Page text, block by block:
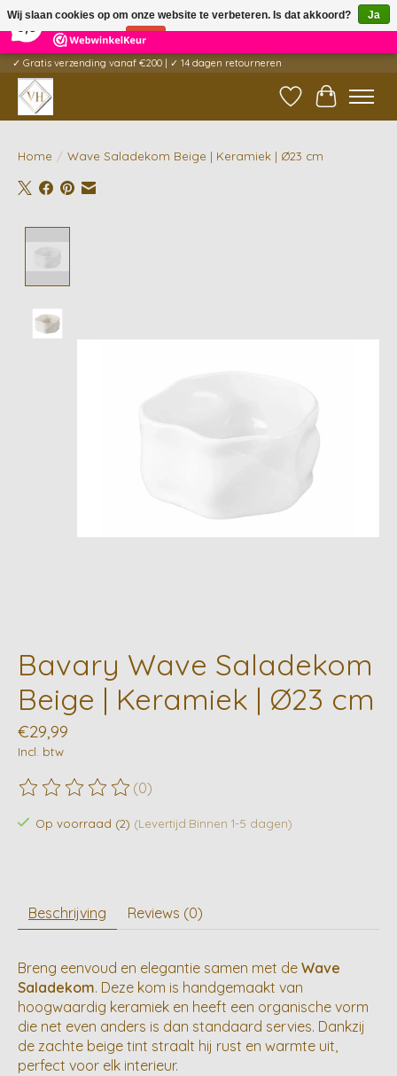
5 Reviews ×
✓ Gratis verzending vanaf €200 | ✓ 14 dagen retourneren
Verlanglijst
Home / Wave Saladekom Beige | Keramiek | Ø23 cm
Bavary Wave Saladekom
Beige | Keramiek | Ø23 cm
€29,99
Incl. btw
De beoordeling van dit product is
(0)
Op voorraad (2) (Levertijd:Binnen 1-5 dagen)
Beschrijving Reviews (0)
Breng eenvoud en elegantie samen met de Wave
Saladekom. Deze kom is handgemaakt van
hoogwaardig keramiek en heeft een organische vorm
die net even anders is dan standaard servies. Dankzij
de zachte beige tint straalt hij rust en warmte uit,
perfect voor elk interieur.
Wij slaan cookies op om onze website te verbeteren. Is dat akkoord?
Ja
Nee